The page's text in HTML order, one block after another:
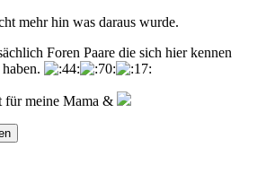
mehr hin was daraus wurde.
Foren Paare die sich hier kennen
für meine Mama &